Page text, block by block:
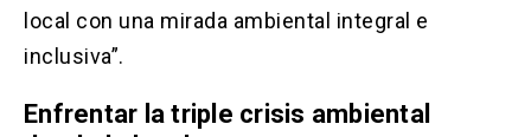
local con una mirada ambiental integral e
inclusiva”.
Enfrentar la triple crisis ambiental